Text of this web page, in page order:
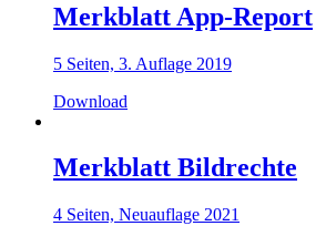
Merkblatt App-Report
5 Seiten, 3. Auflage 2019
Download
Merkblatt Bildrechte
4 Seiten, Neuauflage 2021